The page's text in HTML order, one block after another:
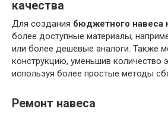
качества
Для создания бюджетного навеса
более доступные материалы,
или более дешевые аналоги. Также
конструкцию, уменьшив количество
используя более простые методы
Ремонт навеса